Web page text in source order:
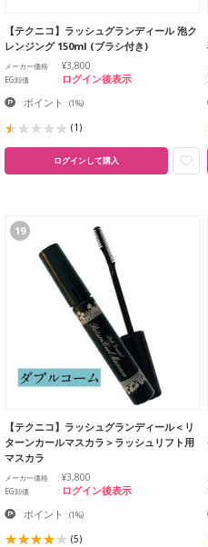
【テクニコ】ラッシュグランディール 泡ク
レンジング 150ml (ブラシ付き)
メーカー価格 ¥3,800
EG卸価 ログイン後表示
ポイント :(1%)
(1)
ログインして購入
19
【テクニコ】ラッシュグランディール＜リ
ターンカールマスカラ＞ラッシュリフト用
マスカラ
メーカー価格 ¥3,800
EG卸価 ログイン後表示
ポイント :(1%)
(5)